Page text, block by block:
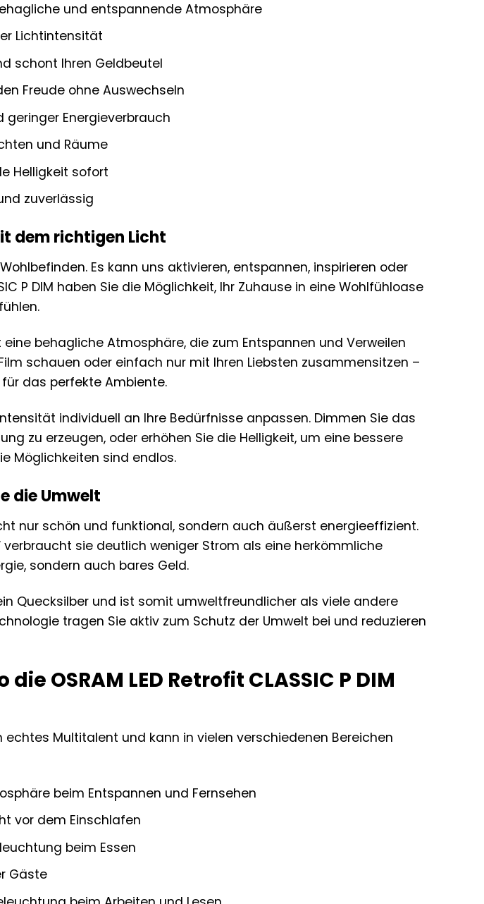
und entspannende Atmosphäre
Lichtintensität
schont Ihren Geldbeutel
Freude ohne Auswechseln
geringer Energieverbrauch
und Räume
Helligkeit sofort
zuverlässig
dem richtigen Licht
Es kann uns aktivieren, entspannen, inspirieren oder
P DIM haben Sie die Möglichkeit, Ihr Zuhause in eine Wohlfühloase
behagliche Atmosphäre, die zum Entspannen und Verweilen
schauen oder einfach nur mit Ihren Liebsten zusammensitzen –
für das perfekte Ambiente.
individuell an Ihre Bedürfnisse anpassen. Dimmen Sie das
zu erzeugen, oder erhöhen Sie die Helligkeit, um eine bessere
Möglichkeiten sind endlos.
die Umwelt
nur schön und funktional, sondern auch äußerst energieeffizient.
sie deutlich weniger Strom als eine herkömmliche
sondern auch bares Geld.
Quecksilber und ist somit umweltfreundlicher als viele andere
tragen Sie aktiv zum Schutz der Umwelt bei und reduzieren
OSRAM LED Retrofit CLASSIC P DIM
echtes Multitalent und kann in vielen verschiedenen Bereichen
beim Entspannen und Fernsehen
vor dem Einschlafen
beim Essen
Gäste